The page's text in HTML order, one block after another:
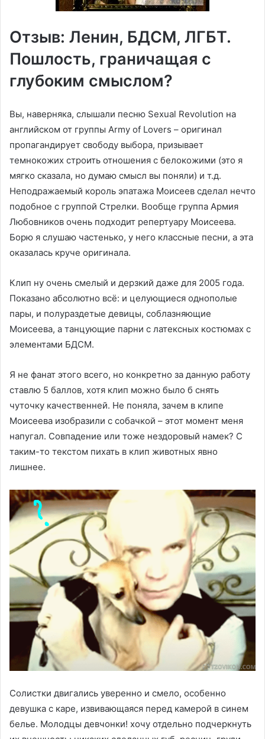
Отзыв: Ленин, БДСМ, ЛГБТ.
Пошлость, граничащая с
глубоким смыслом?
Вы, наверняка, слышали песню Sexual Revolution на
английском от группы Army of Lovers – оригинал
пропагандирует свободу выбора, призывает
темнокожих строить отношения с белокожими (это я
мягко сказала, но думаю смысл вы поняли) и т.д.
Неподражаемый король эпатажа Моисеев сделал нечто
подобное с группой Стрелки. Вообще группа Армия
Любовников очень подходит репертуару Моисеева.
Борю я слушаю частенько, у него классные песни, а эта
оказалась круче оригинала.
Клип ну очень смелый и дерзкий даже для 2005 года.
Показано абсолютно всё: и целующиеся однополые
пары, и полураздетые девицы, соблазняющие
Моисеева, а танцующие парни с латексных костюмах с
элементами БДСМ.
Я не фанат этого всего, но конкретно за данную работу
ставлю 5 баллов, хотя клип можно было б снять
чуточку качественней. Не поняла, зачем в клипе
Моисеева изобразили с собачкой – этот момент меня
напугал. Совпадение или тоже нездоровый намек? С
таким-то текстом пихать в клип животных явно
лишнее.
Солистки двигались уверенно и смело, особенно
девушка с каре, извивающаяся перед камерой в синем
белье. Молодцы девчонки! хочу отдельно подчеркнуть